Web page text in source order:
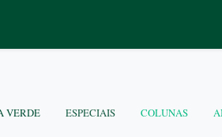
VERDE ESPECIAIS COLUNAS